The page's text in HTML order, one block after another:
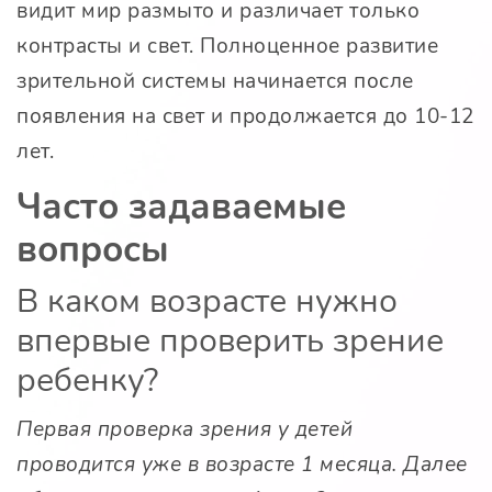
видит мир размыто и различает только
контрасты и свет. Полноценное развитие
зрительной системы начинается после
появления на свет и продолжается до 10-12
лет.
Часто задаваемые
вопросы
В каком возрасте нужно
впервые проверить зрение
ребенку?
Первая проверка зрения у детей
проводится уже в возрасте 1 месяца. Далее